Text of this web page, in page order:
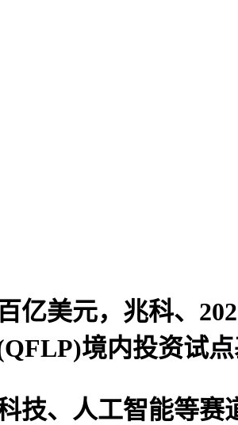
美元，兆科、
境内投资试点
、人工智能等赛